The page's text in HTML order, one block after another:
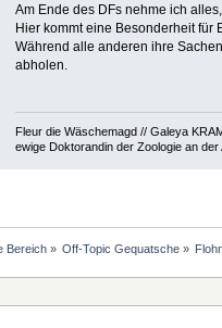
Am Ende des DFs nehme ich
Hier kommt eine Besonderheit für
Während alle anderen ihre
abholen.
Fleur die Wäschemagd // Galeya
ewige Doktorandin der Zoologie an der
Bereich» Off-Topic Gequatsche »